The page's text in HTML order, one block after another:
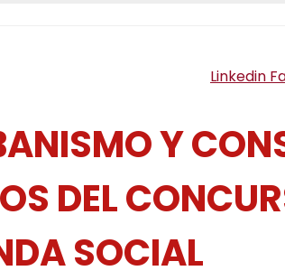
Linkedin
Y
DEL
SOCIAL